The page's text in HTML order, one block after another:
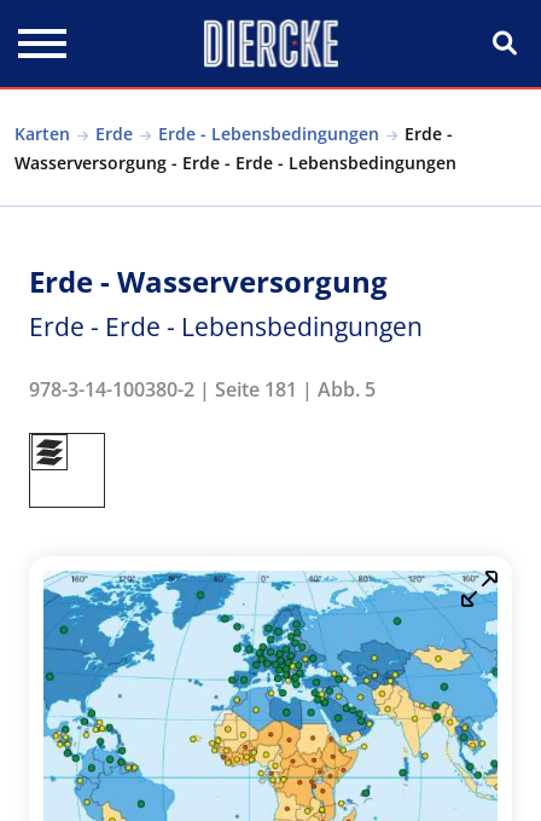
Karten Erde Erde - Lebensbedingungen
Erde -
Wasserversorgung - Erde - Erde - Lebensbedingungen
Erde - Wasserversorgung
Erde - Erde - Lebensbedingungen
978-3-14-100380-2 | Seite 181 | Abb. 5